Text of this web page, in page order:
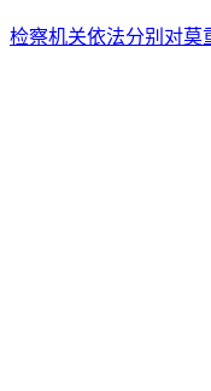
检察机关依法分别对莫